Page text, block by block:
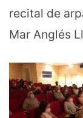
recital de
Mar Anglés